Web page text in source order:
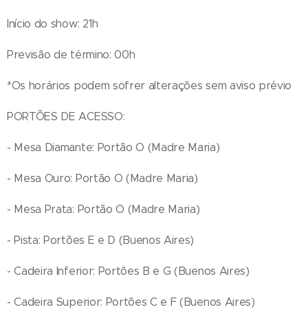
Início do show: 21h
Previsão de término: 00h
*Os horários podem sofrer alterações sem aviso prévio
PORTÕES DE ACESSO:
- Mesa Diamante: Portão O (Madre Maria)
- Mesa Ouro: Portão O (Madre Maria)
- Mesa Prata: Portão O (Madre Maria)
- Pista: Portões E e D (Buenos Aires)
- Cadeira Inferior: Portões B e G (Buenos Aires)
- Cadeira Superior: Portões C e F (Buenos Aires)